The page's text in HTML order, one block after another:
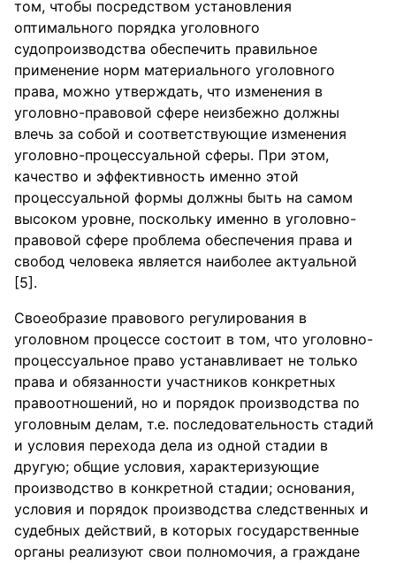
том, чтобы посредством установления
оптимального порядка уголовного
судопроизводства обеспечить правильное
применение норм материального уголовного
права, можно утверждать, что изменения в
уголовно-правовой сфере неизбежно должны
влечь за собой и соответствующие изменения
уголовно-процессуальной сферы. При этом,
качество и эффективность именно этой
процессуальной формы должны быть на самом
высоком уровне, поскольку именно в уголовно-
правовой сфере проблема обеспечения права и
свобод человека является наиболее актуальной
[5].
Своеобразие правового регулирования в
уголовном процессе состоит в том, что уголовно-
процессуальное право устанавливает не только
права и обязанности участников конкретных
правоотношений, но и порядок производства по
уголовным делам, т.е. последовательность стадий
и условия перехода дела из одной стадии в
другую; общие условия, характеризующие
производство в конкретной стадии; основания,
условия и порядок производства следственных и
судебных действий, в которых государственные
органы реализуют свои полномочия, а граждане